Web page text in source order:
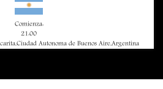
Comienza:
21:00
Autonoma de Buenos Aire,Argentina